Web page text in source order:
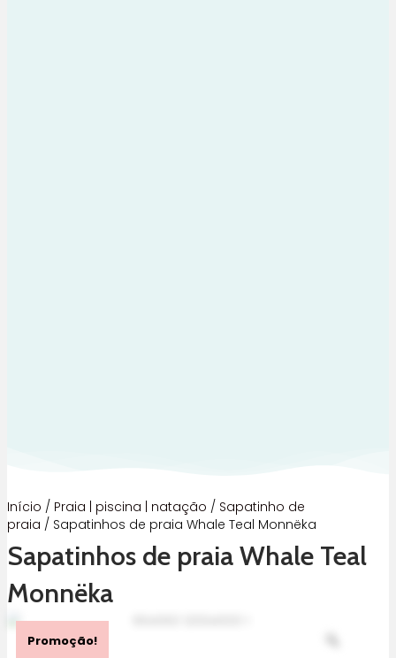
Início / Praia | piscina | natação / Sapatinho de
praia / Sapatinhos de praia Whale Teal Monnëka
Sapatinhos de praia Whale Teal
Monnëka
Promoção!